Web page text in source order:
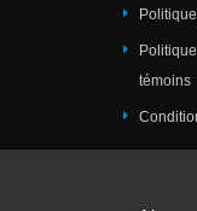
témoins